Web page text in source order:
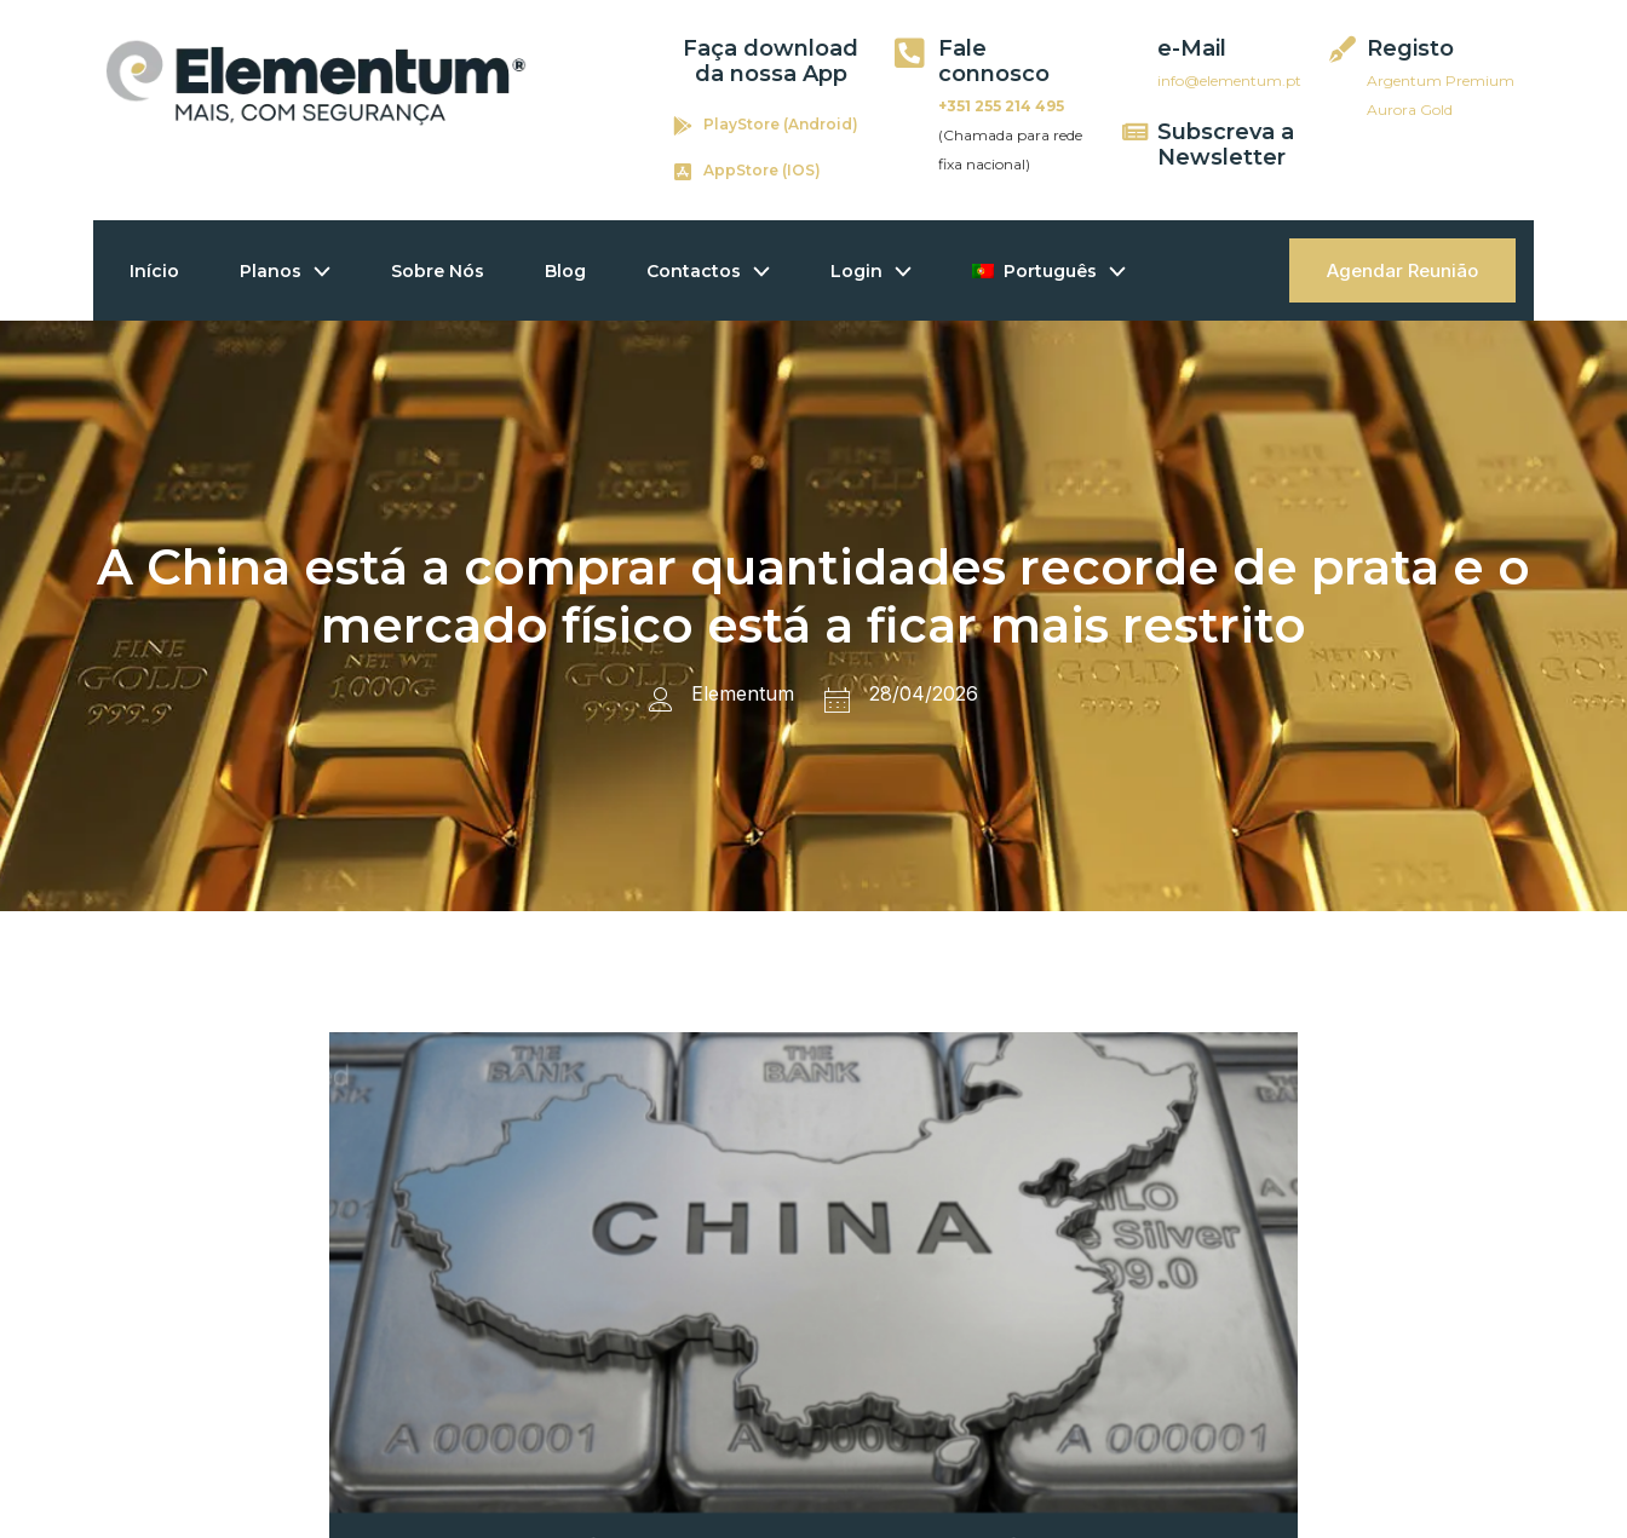
Faça download
da nossa App
PlayStore (Android)
AppStore (IOS)
Fale
connosco
+351 255 214 495
(Chamada para rede
fixa nacional)
e-Mail
info@elementum.pt
Subscreva a
Newsletter
Registo
Argentum Premium
Aurora Gold
Início Planos Sobre Nós Blog Contactos Login Português Agendar Reunião
A China está a comprar quantidades recorde de prata e o
mercado físico está a ficar mais restrito
Elementum 28/04/2026